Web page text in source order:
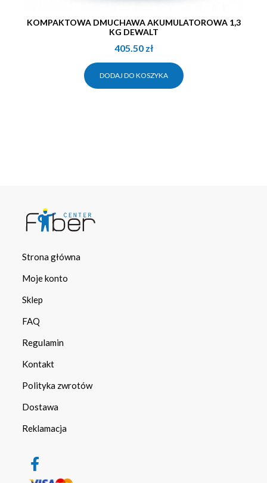
KOMPAKTOWA DMUCHAWA AKUMULATOROWA 1,3
KG DEWALT
405.50 zł
DODAJ DO KOSZYKA
Strona główna
Moje konto
Sklep
FAQ
Regulamin
Kontakt
Polityka zwrotów
Dostawa
Reklamacja